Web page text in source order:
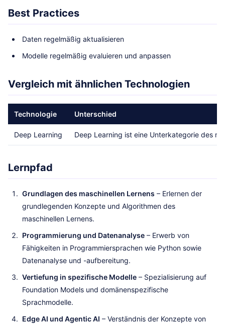
Best Practices
Daten regelmäßig aktualisieren
Modelle regelmäßig evaluieren und anpassen
Vergleich mit ähnlichen Technologien
Technologie Unterschied
Deep Learning Deep Learning ist eine Unterkategorie des
Lernpfad
Grundlagen des maschinellen Lernens – Erlernen der
grundlegenden Konzepte und Algorithmen des
maschinellen Lernens.
Programmierung und Datenanalyse – Erwerb von
Fähigkeiten in Programmiersprachen wie Python sowie
Datenanalyse und -aufbereitung.
Vertiefung in spezifische Modelle – Spezialisierung auf
Foundation Models und domänenspezifische
Sprachmodelle.
Edge AI und Agentic AI – Verständnis der Konzepte von